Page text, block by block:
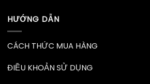
HƯỚNG DẪN
CÁCH THỨC MUA HÀNG
ĐIỀU KHOẢN SỬ DỤNG